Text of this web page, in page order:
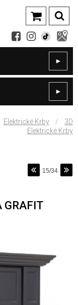
►
►
Elektrické Krby /
3D
Elektrické Krby
15/34
GRAFIT